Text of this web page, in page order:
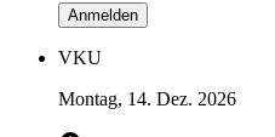
Anmelden
VKU
Montag, 14. Dez. 2026